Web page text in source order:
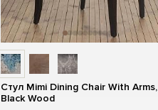
Стул Mimi Dining Chair With Arms,
Black Wood